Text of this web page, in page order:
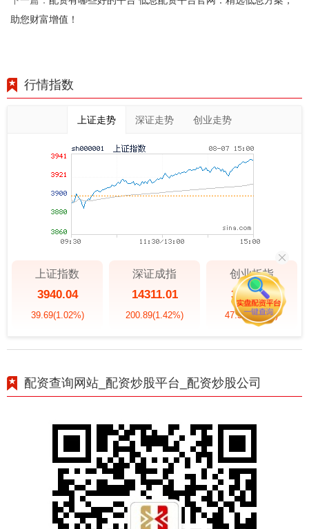
助您财富增值！
行情指数
上证走势 深证走势 创业走势
上证指数
3940.04
39.69(1.02%)
深证成指
14311.01
200.89(1.42%)
创业板指
3563.12
47.56(1.35%)
配资查询网站_配资炒股平台_配资炒股公司